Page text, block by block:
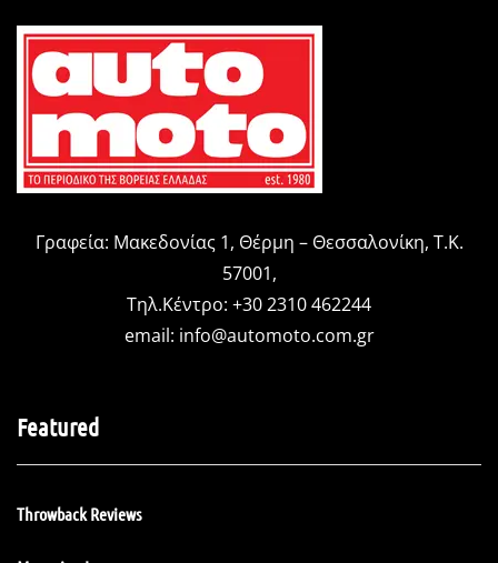
Γραφεία: Μακεδονίας 1, Θέρμη – Θεσσαλονίκη, Τ.Κ.
57001,
Τηλ.Κέντρο: +30 2310 462244
email: info@automoto.com.gr
Featured
Throwback Reviews